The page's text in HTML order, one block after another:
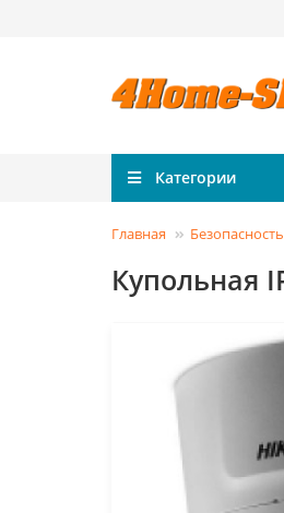
Категории
Главная Безопасность
Купольная